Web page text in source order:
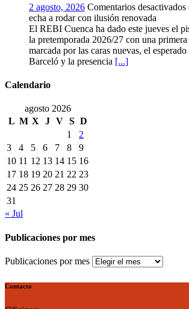
2 agosto, 2026 Comentarios desactivados
echa a rodar con ilusión renovada
El REBI Cuenca ha dado este jueves el
la pretemporada 2026/27 con una
marcada por las caras nuevas, el
Barceló y la presencia [...]
Calendario
agosto 2026
L M X J V S D
1
2
3
4 5 6 7 8
9
10 11 12 13 14 15 16
17 18 19 20 21 22 23
24 25 26 27 28 29 30
31
« Jul
Publicaciones por mes
Publicaciones por mes
Contacto